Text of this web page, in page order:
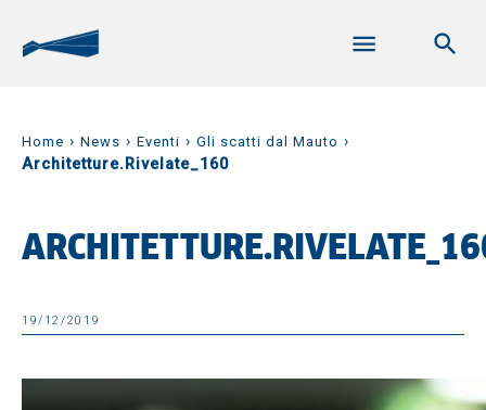
Home › News › Eventi › Gli scatti dal Mauto ›
Architetture.Rivelate_160
19/12/2019